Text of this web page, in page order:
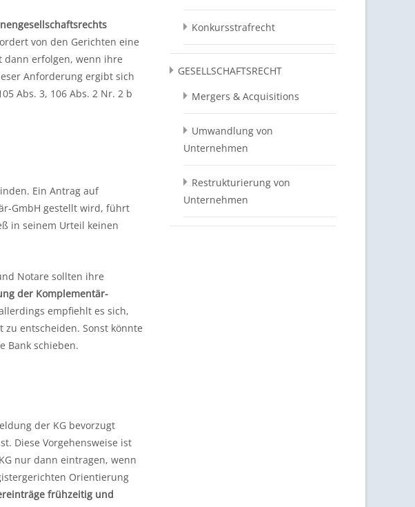
von den Gerichten eine
dann erfolgen, wenn ihre
Anforderung ergibt sich
Abs. 3, 106 Abs. 2 Nr. 2 b
Ein Antrag auf
GmbH gestellt wird, führt
in seinem Urteil keinen
Notare sollten ihre
der Komplementär-
empfiehlt es sich,
entscheiden. Sonst könnte
Bank schieben.
der KG bevorzugt
Diese Vorgehensweise ist
nur dann eintragen, wenn
Orientierung
frühzeitig und
Konkursstrafrecht
GESELLSCHAFTSRECHT
Mergers & Acquisitions
Umwandlung von
Unternehmen
Restrukturierung von
Unternehmen